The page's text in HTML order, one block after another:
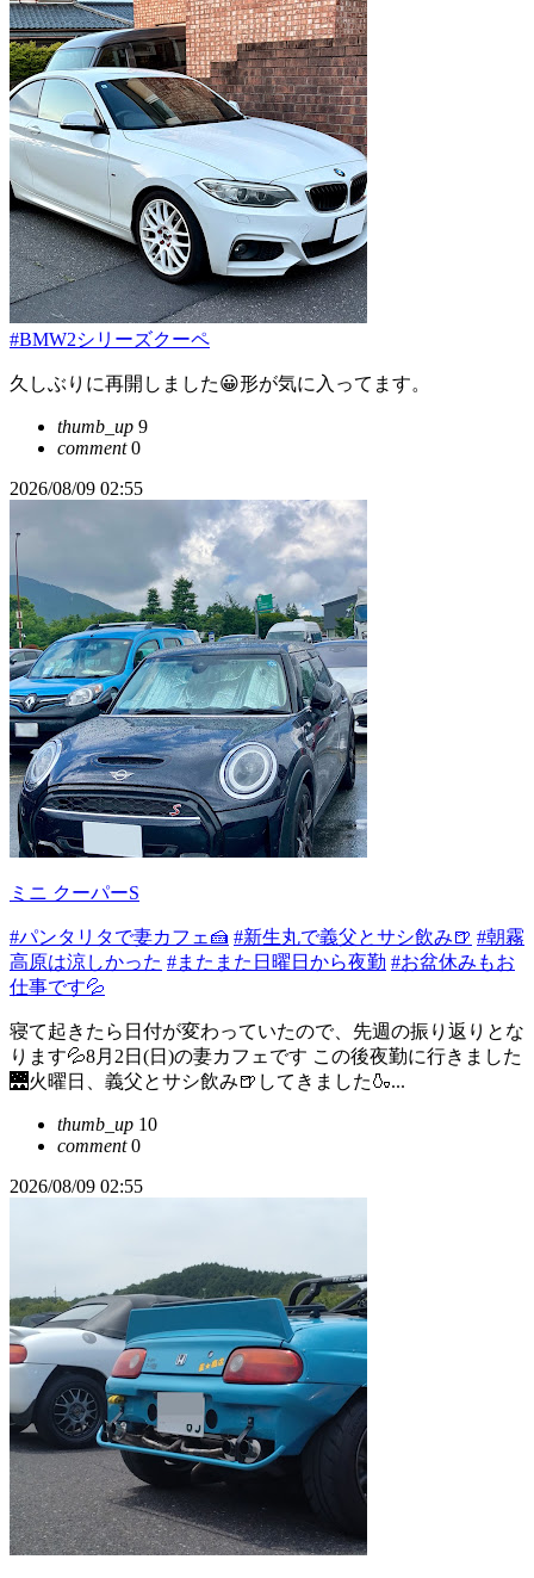
#BMW2シリーズクーペ
久しぶりに再開しました😀形が気に入ってます。
thumb_up 9
comment0
2026/08/09 02:55
ミニ クーパーS
#パンタリタで妻カフェ🍰 #新生丸で義父とサシ飲み🍺 #朝霧
高原は涼しかった #またまた日曜日から夜勤 #お盆休みもお
仕事です💦
寝て起きたら日付が変わっていたので、先週の振り返りとな
ります💦8月2日(日)の妻カフェです この後夜勤に行きました
🌉火曜日、義父とサシ飲み🍺してきました🍶...
thumb_up 10
comment0
2026/08/09 02:55